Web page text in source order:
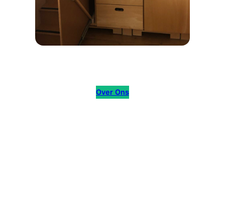
Over Ons